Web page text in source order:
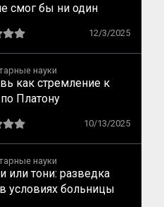
смог бы ни один
по Лебону
12/3/2025
науки
как стремление к
Платону
10/13/2025
науки
или тони: разведка
условиях больницы